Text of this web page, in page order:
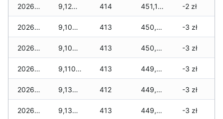
2026-02-04 9,120 zł 414 451,175 zł -2 zł
2026-02-03 9,100 zł 413 450,900 zł -3 zł
2026-02-02 9,100 zł 413 450,340 zł -3 zł
2026-02-01 9,110 zł 413 449,825 zł -3 zł
2026-01-31 9,130 zł 412 449,745 zł -3 zł
2026-01-30 9,130 zł 413 449,605 zł -3 zł